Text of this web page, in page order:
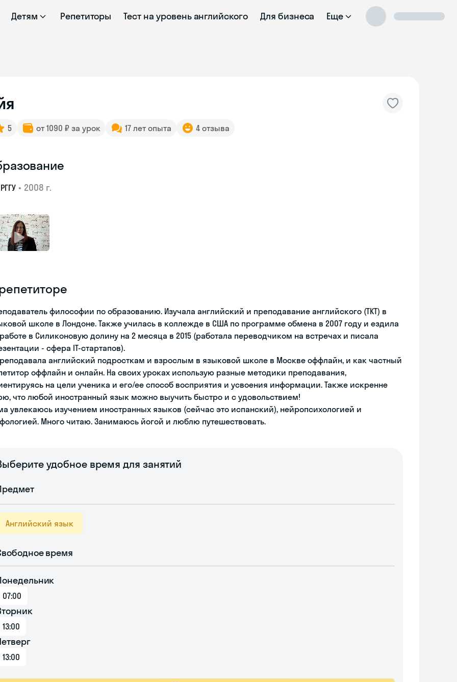
Детям Репетиторы Тест на уровень английского Для бизнеса Еще
5 от 1090 ₽ за урок 17 лет опыта 4 отзыва
РГГУ • 2008 г.
философии по образованию. Изучала английский и преподавание английского (ТКТ) в
школе в Лондоне. Также училась в коллежде в США по программе обмена в 2007 году и ездила
в Силиконовую долину на 2 месяца в 2015 (работала переводчиком на встречах и писала
- сфера IT-стартапов).
английский подросткам и взрослым в языковой школе в Москве оффлайн, и как частный
оффлайн и онлайн. На своих уроках использую разные методики преподавания,
на цели ученика и его/ее способ восприятия и усвоения информации. Также искренне
что любой иностранный язык можно выучить быстро и с удовольствием!
увлекаюсь изучением иностранных языков (сейчас это испанский), нейропсихологией и
Много читаю. Занимаюсь йогой и люблю путешествовать.
удобное время для занятий
Английский язык
время
07:00
13:00
13:00